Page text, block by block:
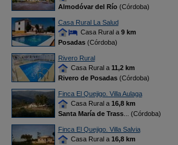
Almodóvar del Río(Córdoba)
Casa Rural La Salud
Casa Rural a 9 km
Posadas(Córdoba)
Rivero Rural
Casa Rural a 11,2 km
Rivero de Posadas(Córdoba)
Finca El Quejigo. Villa Aulaga
Casa Rural a 16,8 km
Santa María de Trass... (Córdoba)
Finca El Quejigo. Villa Salvia
Casa Rural a 16,8 km